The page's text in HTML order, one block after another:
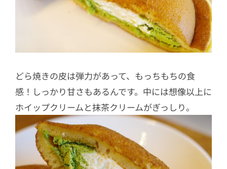
どら焼きの皮は弾力があって、もっちもちの食
感！しっかり甘さもあるんです。中には想像以上に
ホイップクリームと抹茶クリームがぎっしり。